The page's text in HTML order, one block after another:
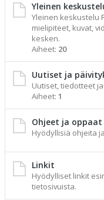
Yleinen
Yleinen keskustelu
mielipiteet, kuvat,
kesken.
Aiheet: 20
Uutiset ja
Uutiset, tiedotteet
Aiheet: 1
Ohjeet ja oppaat
Hyödyllisiä ohjeita
Linkit
Hyödylliset linkit
tietosivuista.